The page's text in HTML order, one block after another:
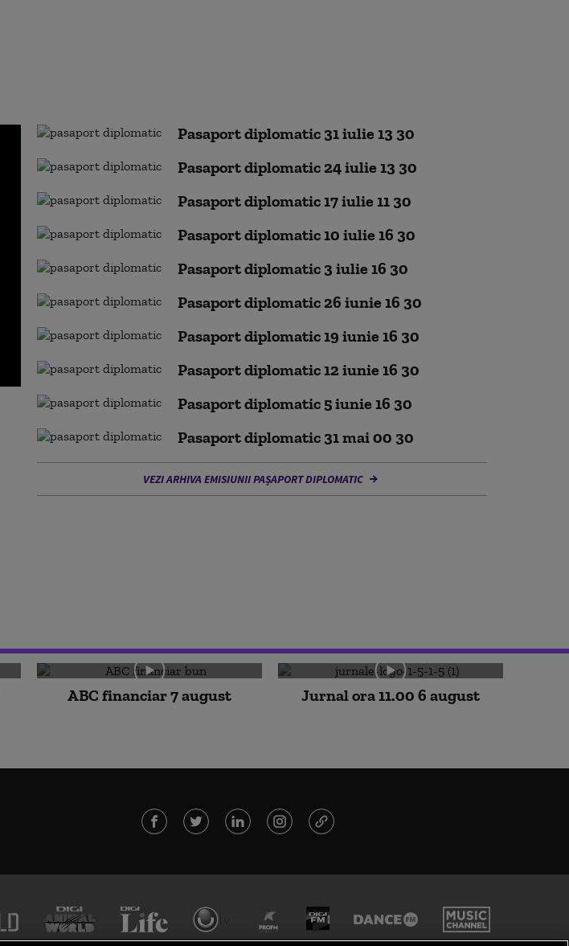
Pasaport diplomatic 31 iulie 13 30
Pasaport diplomatic 24 iulie 13 30
Pasaport diplomatic 17 iulie 11 30
Pasaport diplomatic 10 iulie 16 30
Pasaport diplomatic 3 iulie 16 30
Pasaport diplomatic 26 iunie 16 30
Pasaport diplomatic 19 iunie 16 30
Pasaport diplomatic 12 iunie 16 30
Pasaport diplomatic 5 iunie 16 30
Pasaport diplomatic 31 mai 00 30
VEZI ARHIVA EMISIUNII PAȘAPORT DIPLOMATIC
ABC financiar 7 august Jurnal ora 11.00 6 august